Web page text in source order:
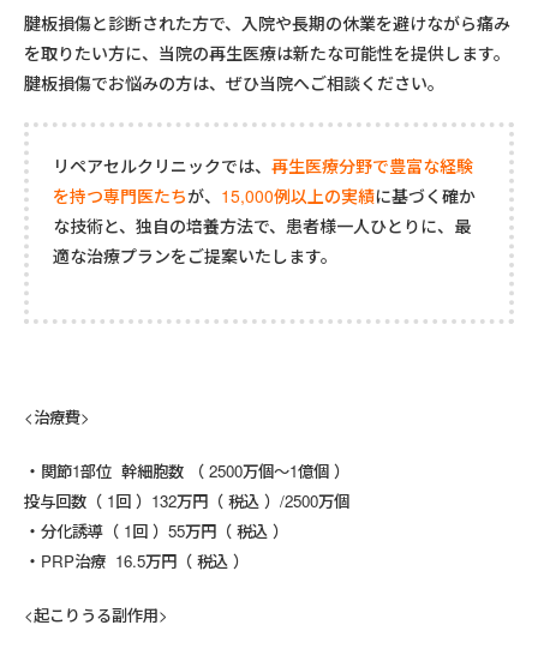
腱板損傷と診断された方で、入院や長期の休業を避けながら痛み
を取りたい方に、当院の再生医療は新たな可能性を提供します。
腱板損傷でお悩みの方は、ぜひ当院へご相談ください。
リペアセルクリニックでは、 再生医療分野で豊富な経験
を持つ専門医たちが、 15,000例以上の実績に基づく確か
な技術と、独自の培養方法で、患者様一人ひとりに、最
適な治療プランをご提案いたします。
<治療費>
関節1部位 幹細胞数 （ 2500万個～1億個 ）
投与回数（ 1回 ）132万円（ 税込 ）/2500万個
分化誘導（ 1回 ）55万円（ 税込 ）
PRP治療 16.5万円（ 税込 ）
<起こりうる副作用>